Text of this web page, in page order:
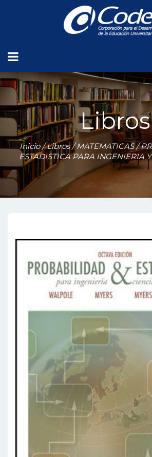
Libros
Inicio/Libros/MATEMATICAS/
ESTADISTICA PARA INGENIERIA